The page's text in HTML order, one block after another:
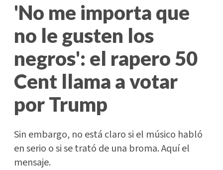
'No me importa que
no le gusten los
negros': el rapero 50
Cent llama a votar
por Trump
Sin embargo, no está claro si el músico habló
en serio o si se trató de una broma. Aquí el
mensaje.